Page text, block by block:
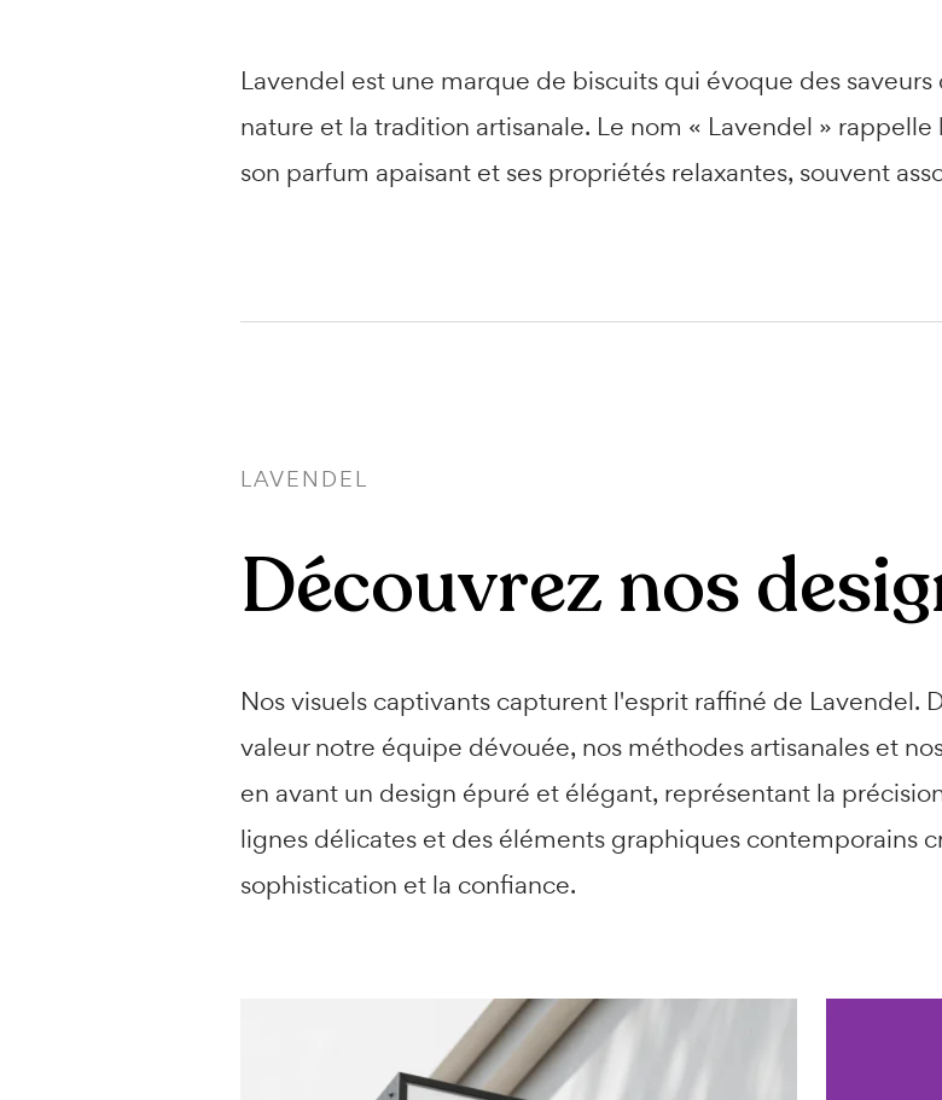
Lavendel est une marque de biscuits qui évoque des
nature et la tradition artisanale. Le nom « Lavendel »
son parfum apaisant et ses propriétés relaxantes, souvent
LAVENDEL
Découvrez nos
Nos visuels captivants capturent l'esprit raffiné de Lavendel.
valeur notre équipe dévouée, nos méthodes artisanales et
en avant un design épuré et élégant, représentant la
lignes délicates et des éléments graphiques contemporains
sophistication et la confiance.